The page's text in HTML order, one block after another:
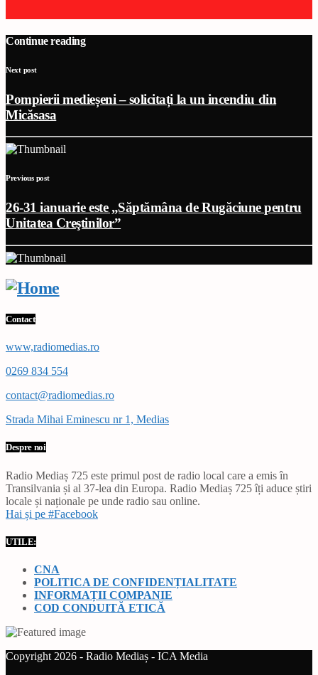
Continue reading
Next post
Pompierii medieșeni – solicitați la un incendiu din
Micăsasa
Previous post
26-31 ianuarie este „Săptămâna de Rugăciune pentru
Unitatea Creştinilor”
Contact
www,radiomedias.ro
0269 834 554
contact@radiomedias.ro
Strada Mihai Eminescu nr 1, Medias
Despre noi
Radio Mediaș 725 este primul post de radio local care a emis în
Transilvania și al 37-lea din Europa. Radio Mediaș 725 îți aduce știri
locale și naționale pe unde radio sau online.
Hai și pe #Facebook
UTILE:
CNA
POLITICA DE CONFIDENȚIALITATE
INFORMAȚII COMPANIE
COD CONDUITĂ ETICĂ
Copyright 2026 - Radio Mediaș - ICA Media